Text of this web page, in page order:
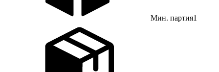
Мин. партия1